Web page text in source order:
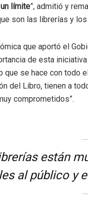
límite”, admitió y
son las librerías y
que aportó el
de esta
se hace con todo
del Libro, tienen a
comprometidos”.
están
al público y